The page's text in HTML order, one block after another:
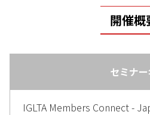
開催概
セミナー
IGLTA Members Connect -